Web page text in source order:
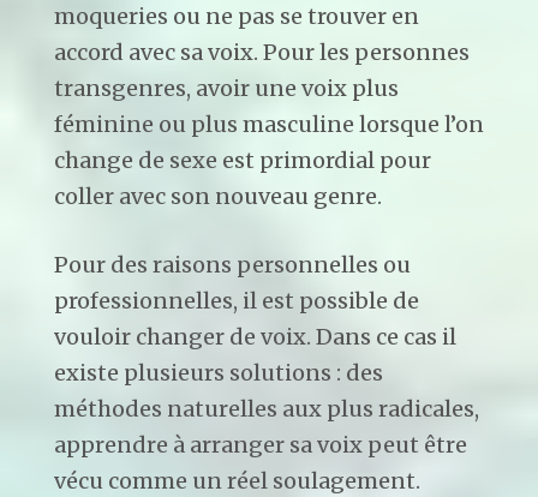
moqueries ou ne pas se trouver en
accord avec sa voix. Pour les personnes
transgenres, avoir une voix plus
féminine ou plus masculine lorsque l’on
change de sexe est primordial pour
coller avec son nouveau genre.
Pour des raisons personnelles ou
professionnelles, il est possible de
vouloir changer de voix. Dans ce cas il
existe plusieurs solutions : des
méthodes naturelles aux plus radicales,
apprendre à arranger sa voix peut être
vécu comme un réel soulagement.